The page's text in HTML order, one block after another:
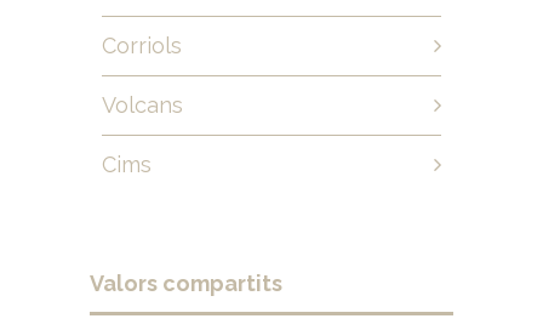
Corriols
Volcans
Cims
Valors compartits